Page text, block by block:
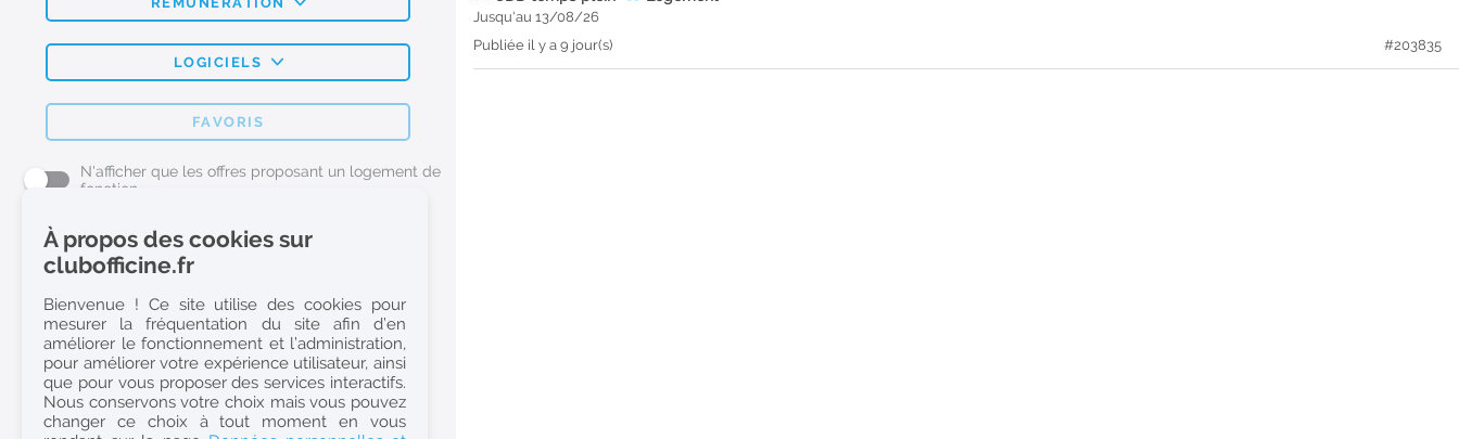
LOGICIELS
FAVORIS
N'afficher que les offres proposant un logement de
fonction
L'emploi Pharmacie par métier
Pharmacien (H/F)
Préparateur en Pharmacie (H/F)
Etudiant en Pharmacie (H/F)
Etudiant en Pharmacie 6e année validée (H/F)
Conseiller Dermo Cosmetique - Esthéticienne (H/F)
Jusqu'au 13/08/26
Publiée il y a 9 jour(s)
#203835
À propos des cookies sur
clubofficine.fr
Bienvenue ! Ce site utilise des cookies pour
mesurer la fréquentation du site afin d’en
améliorer le fonctionnement et l’administration,
pour améliorer votre expérience utilisateur, ainsi
que pour vous proposer des services interactifs.
Nous conservons votre choix mais vous pouvez
changer ce choix à tout moment en vous